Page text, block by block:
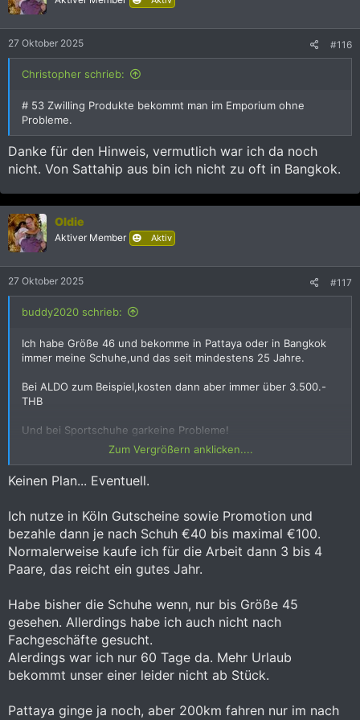
27 Oktober 2025 #116
Christopher schrieb:
# 53 Zwilling Produkte bekommt man im Emporium ohne
Probleme.
Danke für den Hinweis, vermutlich war ich da noch
nicht. Von Sattahip aus bin ich nicht zu oft in Bangkok.
Oldie
Aktiver Member Aktiv
27 Oktober 2025 #117
buddy2020 schrieb:
Ich habe Größe 46 und bekomme in Pattaya oder in Bangkok
immer meine Schuhe,und das seit mindestens 25 Jahre.
Bei ALDO zum Beispiel,kosten dann aber immer über 3.500.-
THB
Und bei Sportschuhe garkeine Probleme!
Sind Schuhe denn in Deutschland so viel billiger ??
Zum Vergrößern anklicken....
Keinen Plan... Eventuell.
Ich nutze in Köln Gutscheine sowie Promotion und
bezahle dann je nach Schuh €40 bis maximal €100.
Normalerweise kaufe ich für die Arbeit dann 3 bis 4
Paare, das reicht ein gutes Jahr.
Habe bisher die Schuhe wenn, nur bis Größe 45
gesehen. Allerdings habe ich auch nicht nach
Fachgeschäfte gesucht.
Alerdings war ich nur 60 Tage da. Mehr Urlaub
bekommt unser einer leider nicht ab Stück.
Pattaya ginge ja noch, aber 200km fahren nur im nach